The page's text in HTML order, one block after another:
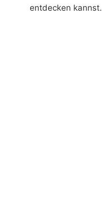
entdecken kannst.